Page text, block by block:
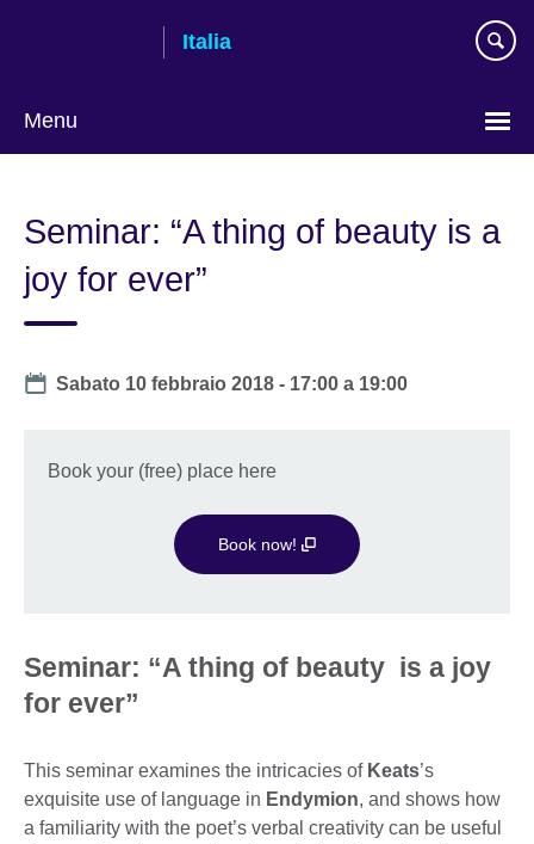
Italia
Menu
Seminar: “A thing of beauty is a
joy for ever”
Date
Sabato 10 febbraio 2018 - 17:00 a 19:00
Book your (free) place here
Book now!
Seminar: “A thing of beauty is a joy
for ever”
This seminar examines the intricacies of Keats’s
exquisite use of language in Endymion, and shows how
a familiarity with the poet’s verbal creativity can be useful